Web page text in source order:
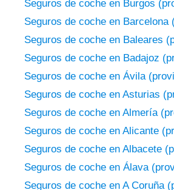
Seguros de coche en Burgos
Seguros de coche en Barcelona
Seguros de coche en Baleares
Seguros de coche en Badajoz
Seguros de coche en Ávila
Seguros de coche en Asturias
Seguros de coche en Almería
Seguros de coche en Alicante
Seguros de coche en Albacete
Seguros de coche en Álava
Seguros de coche en A Coruña